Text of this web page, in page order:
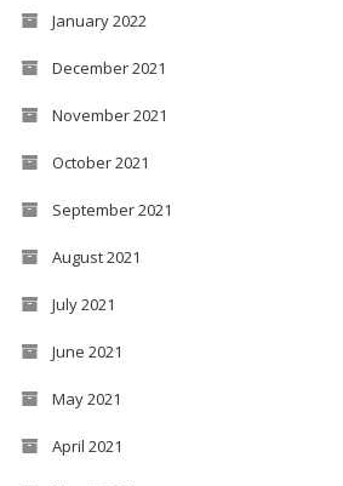
January 2022
December 2021
November 2021
October 2021
September 2021
August 2021
July 2021
June 2021
May 2021
April 2021